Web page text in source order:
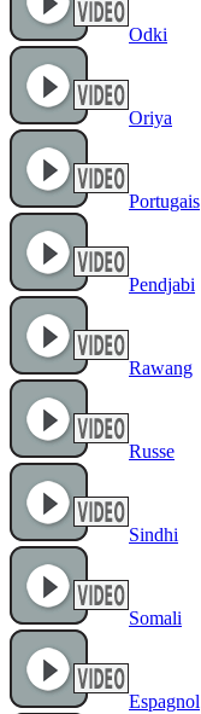
Odki
Oriya
Portugais
Pendjabi
Rawang
Russe
Sindhi
Somali
Espagnol